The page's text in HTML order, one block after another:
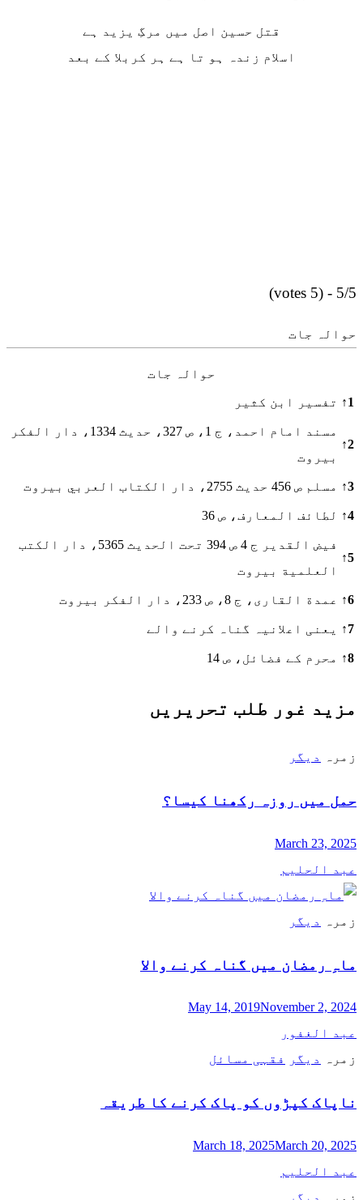
قتل حسین اصل میں مرگِ یزید ہے
اسلام زندہ ہو تا ہے ہر کربلا کے بعد
5/5 - (5 votes)
حوالہ جات
حوالہ جات
1
↑ تفسیر ابن کثیر
2
↑
مسند امام احمد، ج 1، ص 327، حدیث 1334، دار الفکر
بيروت
3
↑ مسلم ص 456 حدیث 2755، دار الكتاب العربي بيروت
4
↑ لطائف المعارف، ص 36
5
↑
فيض القدير ج 4 ص 394 تحت الحديث 5365، دار الكتب
العلمية بيروت
6
↑ عمدة القاری، ج 8، ص 233، دار الفكر بيروت
7
↑ یعنی اعلانیہ گناہ کرنے والے
8
↑ محرم کے فضائل، ص 14
مزید غور طلب تحریریں
زمرہ دیگر
حمل میں روزہ رکھنا کیسا؟
March 23, 2025
عبد الحلیم
زمرہ دیگر
ماہِ رمضان میں گناہ کرنے والا
May 14, 2019November 2, 2024
عبد الغفور
زمرہ
دیگر فقہی مسائل
ناپاک کپڑوں کو پاک کرنے کا طریقہ
March 18, 2025March 20, 2025
عبد الحلیم
زمرہ
دیگر